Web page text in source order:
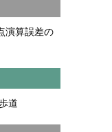
演算誤差の
道